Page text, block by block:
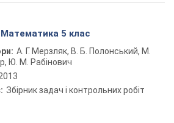
5 клас
А. Г. Мерзляк, В. Б. Полонський, М.
Ю. М. Рабінович
Збірник задач і контрольних робіт